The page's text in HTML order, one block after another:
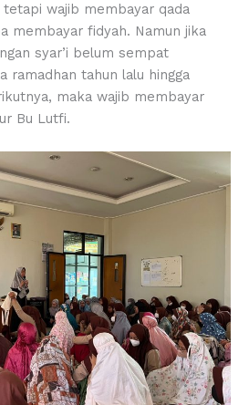
tetapi wajib membayar qada
membayar fidyah. Namun jika
syar’i belum sempat
ramadhan tahun lalu hingga
maka wajib membayar
Bu Lutfi.